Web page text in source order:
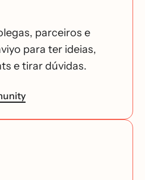
parceiros e
para ter ideias,
e tirar dúvidas.